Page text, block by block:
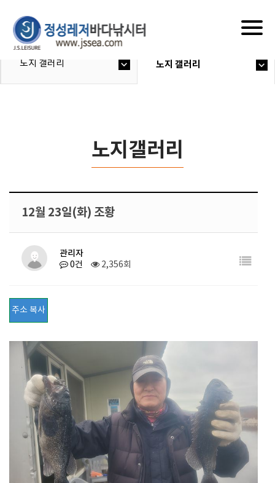
노지 갤러리 노지 갤러리
노지갤러리
12월 23일(화) 조황
관리자
0건 2,356회
주소 복사